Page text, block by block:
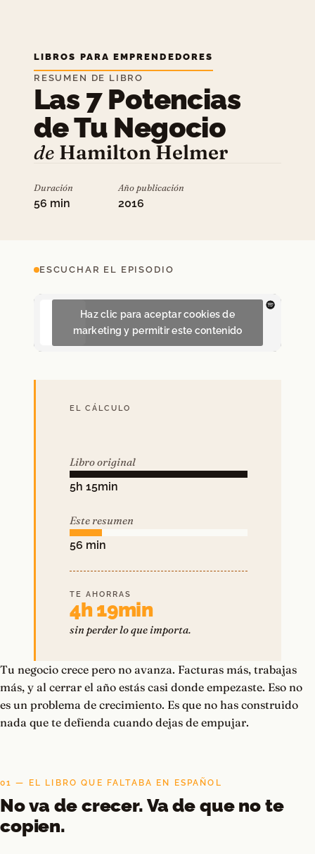
LIBROS PARA EMPRENDEDORES
RESUMEN DE LIBRO
Las 7 Potencias
de Tu Negocio
de Hamilton Helmer
Duración
56 min
Año publicación
2016
ESCUCHAR EL EPISODIO
Haz clic para aceptar cookies de
marketing y permitir este contenido
EL CÁLCULO
Libro original
5h 15min
Este resumen
56 min
TE AHORRAS
4h 19min
sin perder lo que importa.
Tu negocio crece pero no avanza. Facturas más, trabajas
más, y al cerrar el año estás casi donde empezaste. Eso no
es un problema de crecimiento. Es que no has construido
nada que te defienda cuando dejas de empujar.
01 — EL LIBRO QUE FALTABA EN ESPAÑOL
No va de crecer. Va de que no te
copien.